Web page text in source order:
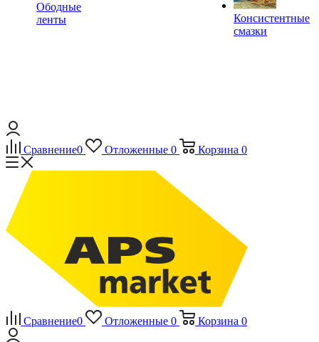
Ободные
ленты
Консистентные
смазки
Сравнение0 Отложенные 0 Корзина 0
Сравнение0 Отложенные 0 Корзина 0